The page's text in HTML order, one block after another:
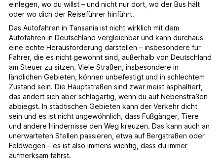
einlegen, wo du willst – und nicht nur dort, wo der Bus hält
oder wo dich der Reiseführer hinführt.
Das Autofahren in Tansania ist nicht wirklich mit dem
Autofahren in Deutschland vergleichbar und kann durchaus
eine echte Herausforderung darstellen – insbesondere für
Fahrer, die es nicht gewohnt sind, außerhalb von Deutschland
am Steuer zu sitzen. Viele Straßen, insbesondere in
ländlichen Gebieten, können unbefestigt und in schlechtem
Zustand sein. Die Hauptstraßen sind zwar meist asphaltiert,
das ändert sich aber schlagartig, wenn du auf Nebenstraßen
abbiegst. In städtischen Gebieten kann der Verkehr dicht
sein und es ist nicht ungewöhnlich, dass Fußgänger, Tiere
und andere Hindernisse den Weg kreuzen. Das kann auch an
unerwarteten Stellen passieren, etwa auf Bergstraßen oder
Feldwegen – es ist also immens wichtig, dass du immer
aufmerksam fährst.